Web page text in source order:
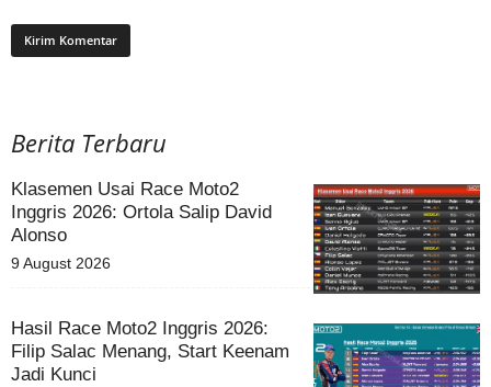
Berita Terbaru
Klasemen Usai Race Moto2
Inggris 2026: Ortola Salip David
Alonso
9 August 2026
Hasil Race Moto2 Inggris 2026:
Filip Salac Menang, Start Keenam
Jadi Kunci